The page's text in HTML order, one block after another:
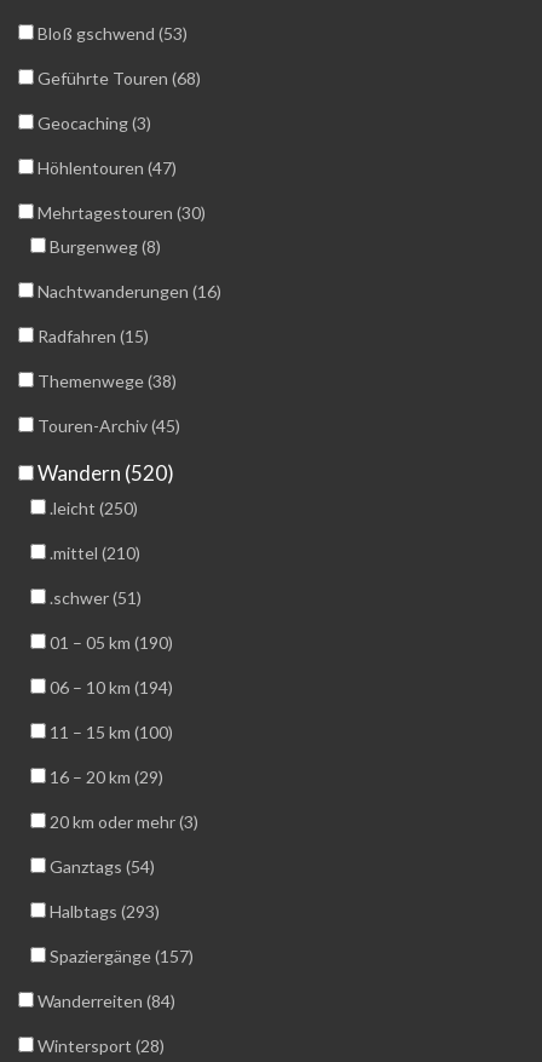
Bloß gschwend (53)
Geführte Touren (68)
Geocaching (3)
Höhlentouren (47)
Mehrtagestouren (30)
Burgenweg (8)
Nachtwanderungen (16)
Radfahren (15)
Themenwege (38)
Touren-Archiv (45)
Wandern (520)
.leicht (250)
.mittel (210)
.schwer (51)
01 – 05 km (190)
06 – 10 km (194)
11 – 15 km (100)
16 – 20 km (29)
20 km oder mehr (3)
Ganztags (54)
Halbtags (293)
Spaziergänge (157)
Wanderreiten (84)
Wintersport (28)